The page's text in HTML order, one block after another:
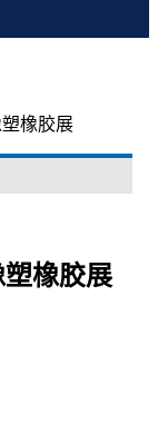
橡胶展
塑橡胶展